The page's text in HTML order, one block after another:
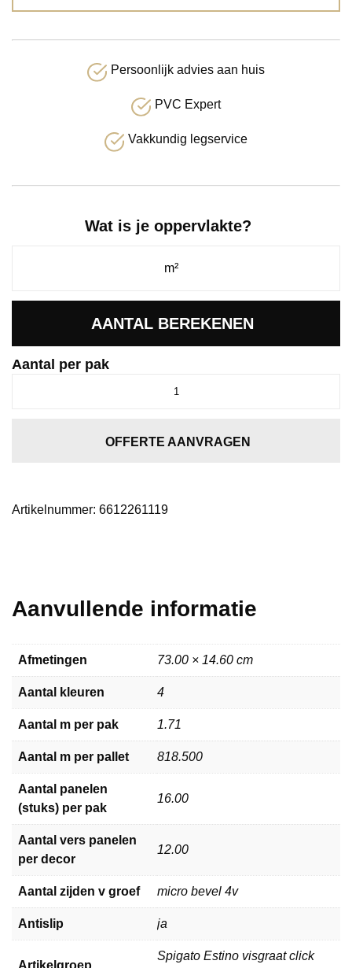
Persoonlijk advies aan huis
PVC Expert
Vakkundig legservice
Wat is je oppervlakte?
AANTAL BEREKENEN
Aantal per pak
aantal
OFFERTE AANVRAGEN
Artikelnummer: 6612261119
Aanvullende informatie
Afmetingen 73.00 × 14.60 cm
Aantal kleuren 4
Aantal m per pak 1.71
Aantal m per pallet 818.500
Aantal panelen
(stuks) per pak
16.00
Aantal vers panelen
per decor
12.00
Aantal zijden v groef micro bevel 4v
Antislip ja
Artikelgroep
Spigato Estino visgraat click